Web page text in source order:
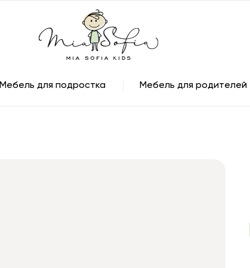
Мебель для подростка Мебель для родителей